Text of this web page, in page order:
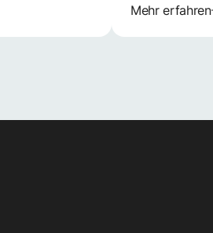
Mehr erfahren